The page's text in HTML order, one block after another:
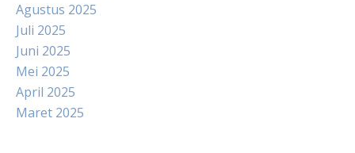
Agustus 2025
Juli 2025
Juni 2025
Mei 2025
April 2025
Maret 2025